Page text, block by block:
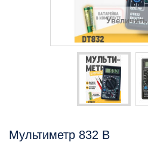
Увеличить
Мультиметр 832 B